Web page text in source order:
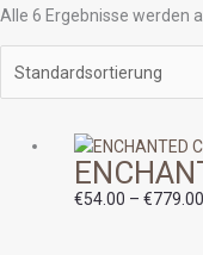
Alle 6 Ergebnisse werden
€54.00 – €779.00